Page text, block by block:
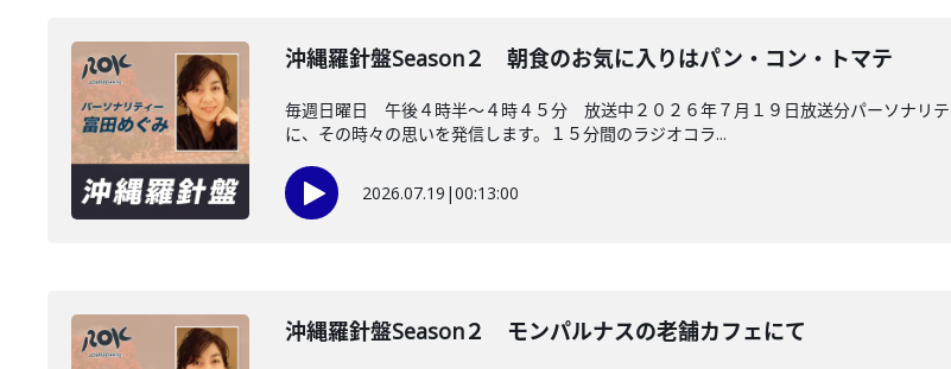
沖縄羅針盤Season２ 朝食のお気に入りはパン・コン・トマテ
毎週日曜日 午後４時半～４時４５分 放送中２０２６年７月１９日放送分パーソナリ
に、その時々の思いを発信します。１５分間のラジオコラ...
2026.07.19 |00:13:00
沖縄羅針盤Season２ モンパルナスの老舗カフェにて